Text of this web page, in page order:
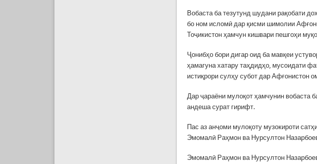
Вобаста ба тезутунд шудани рақобати
бо ном исломӣ дар қисми шимолии
Тоҷикистон ҳамчун кишвари пешгоҳи
Ҷонибҳо бори дигар оид ба мавқеи
ҳамагуна хатару таҳдидҳо, мусоидати
истиқрори сулҳу субот дар Афғонистон
Дар ҷараёни мулоқот ҳамчунин вобаста
андеша сурат гирифт.
Пас аз анҷоми мулоқоту музокироти
Эмомалӣ Раҳмон ва Нурсултон
Эмомалӣ Раҳмон ва Нурсултон